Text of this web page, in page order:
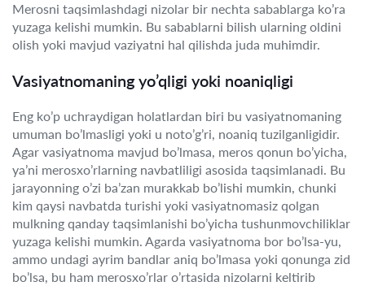
Merosni taqsimlashdagi nizolar bir nechta sabablarga ko’ra
yuzaga kelishi mumkin. Bu sabablarni bilish ularning oldini
olish yoki mavjud vaziyatni hal qilishda juda muhimdir.
Vasiyatnomaning yo’qligi yoki noaniqligi
Eng ko’p uchraydigan holatlardan biri bu vasiyatnomaning
umuman bo’lmasligi yoki u noto’g’ri, noaniq tuzilganligidir.
Agar vasiyatnoma mavjud bo’lmasa, meros qonun bo’yicha,
ya’ni merosxo’rlarning navbatliligi asosida taqsimlanadi. Bu
jarayonning o’zi ba’zan murakkab bo’lishi mumkin, chunki
kim qaysi navbatda turishi yoki vasiyatnomasiz qolgan
mulkning qanday taqsimlanishi bo’yicha tushunmovchiliklar
yuzaga kelishi mumkin. Agarda vasiyatnoma bor bo’lsa-yu,
ammo undagi ayrim bandlar aniq bo’lmasa yoki qonunga zid
bo’lsa, bu ham merosxo’rlar o’rtasida nizolarni keltirib